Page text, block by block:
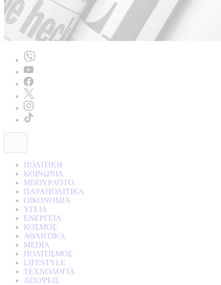
ΠΟΛΙΤΙΚΗ
ΚΟΙΝΩΝΙΑ
ΜΠΟΥΡΛΟΤΟ
ΠΑΡΑΠΟΛΙΤΙΚΑ
ΟΙΚΟΝΟΜΙΑ
ΥΓΕΙΑ
ΕΝΕΡΓΕΙΑ
ΚΟΣΜΟΣ
ΑΘΛΗΤΙΚΑ
MEDIA
ΠΟΛΙΤΙΣΜΟΣ
LIFESTYLE
ΤΕΧΝΟΛΟΓΙΑ
ΑΠΟΨΕΙΣ